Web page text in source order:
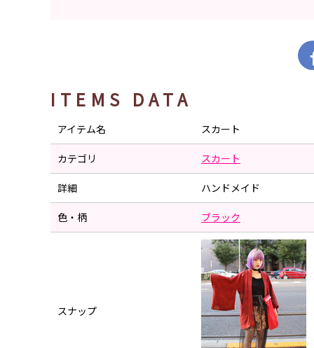
ITEMS DATA
アイテム名 スカート
カテゴリ スカート
詳細 ハンドメイド
色・柄 ブラック
スナップ